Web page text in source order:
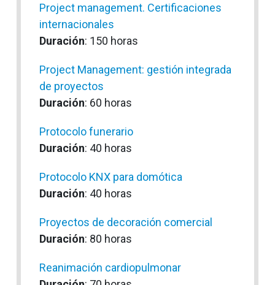
Project management. Certificaciones
internacionales
Duración: 150 horas
Project Management: gestión integrada
de proyectos
Duración: 60 horas
Protocolo funerario
Duración: 40 horas
Protocolo KNX para domótica
Duración: 40 horas
Proyectos de decoración comercial
Duración: 80 horas
Reanimación cardiopulmonar